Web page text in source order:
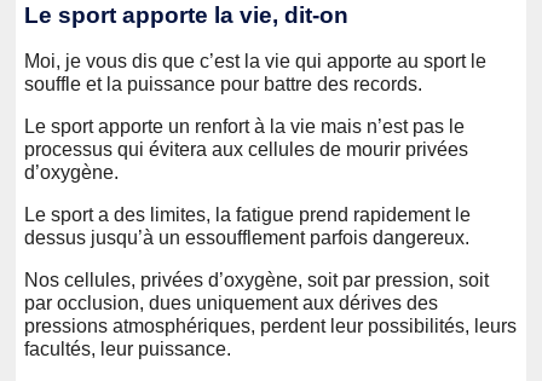
Le sport apporte la vie, dit-on
Moi, je vous dis que c’est la vie qui apporte au sport le
souffle et la puissance pour battre des records.
Le sport apporte un renfort à la vie mais n’est pas le
processus qui évitera aux cellules de mourir privées
d’oxygène.
Le sport a des limites, la fatigue prend rapidement le
dessus jusqu’à un essoufflement parfois dangereux.
Nos cellules, privées d’oxygène, soit par pression, soit
par occlusion, dues uniquement aux dérives des
pressions atmosphériques, perdent leur possibilités, leurs
facultés, leur puissance.